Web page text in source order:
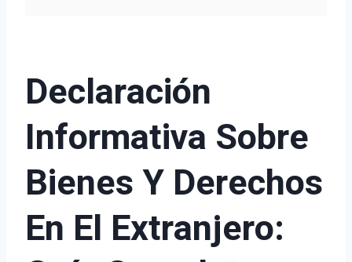
Declaración
Informativa Sobre
Bienes Y Derechos
En El Extranjero: